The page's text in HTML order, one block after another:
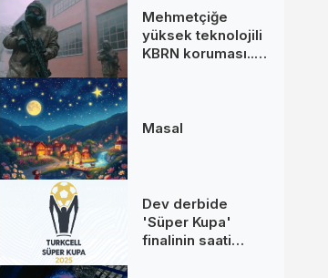
Mehmetçiğe
yüksek teknolojili
KBRN koruması...
Masal
Dev derbide
'Süper Kupa'
finalinin saati